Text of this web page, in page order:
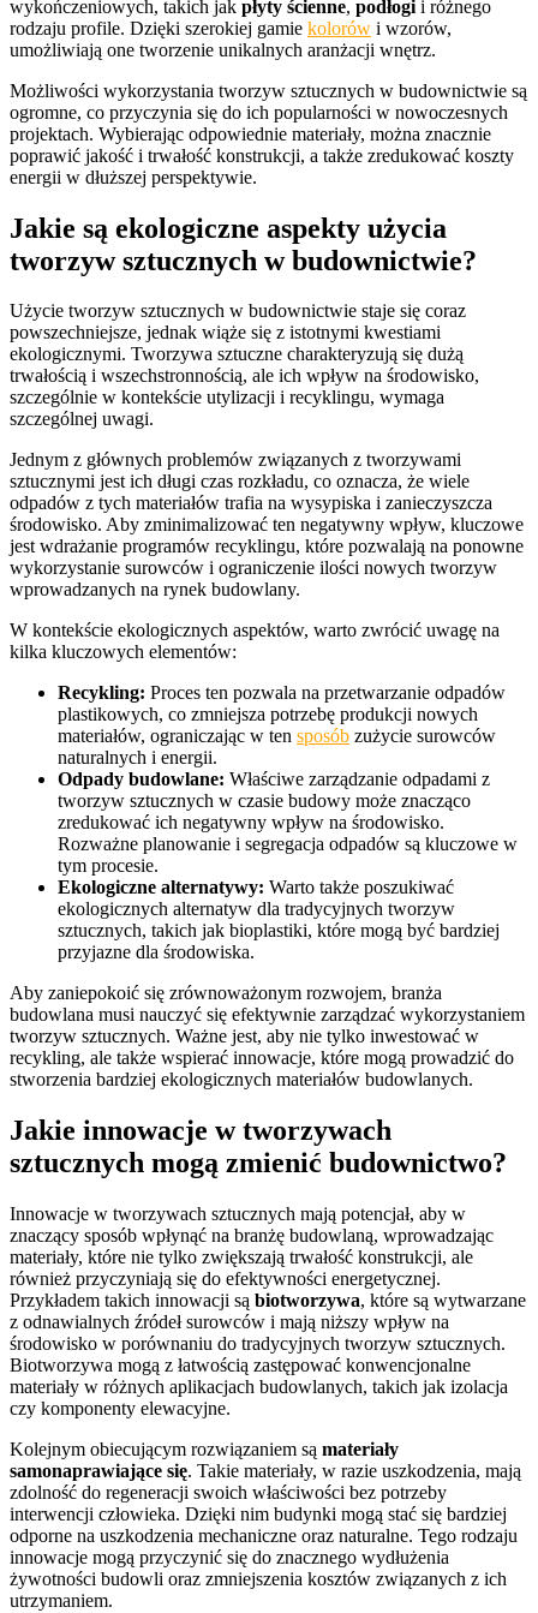
wykończeniowych, takich jak płyty ścienne, podłogi i różnego
rodzaju profile. Dzięki szerokiej gamie kolorów i wzorów,
umożliwiają one tworzenie unikalnych aranżacji wnętrz.
Możliwości wykorzystania tworzyw sztucznych w budownictwie są
ogromne, co przyczynia się do ich popularności w nowoczesnych
projektach. Wybierając odpowiednie materiały, można znacznie
poprawić jakość i trwałość konstrukcji, a także zredukować koszty
energii w dłuższej perspektywie.
Jakie są ekologiczne aspekty użycia
tworzyw sztucznych w budownictwie?
Użycie tworzyw sztucznych w budownictwie staje się coraz
powszechniejsze, jednak wiąże się z istotnymi kwestiami
ekologicznymi. Tworzywa sztuczne charakteryzują się dużą
trwałością i wszechstronnością, ale ich wpływ na środowisko,
szczególnie w kontekście utylizacji i recyklingu, wymaga
szczególnej uwagi.
Jednym z głównych problemów związanych z tworzywami
sztucznymi jest ich długi czas rozkładu, co oznacza, że wiele
odpadów z tych materiałów trafia na wysypiska i zanieczyszcza
środowisko. Aby zminimalizować ten negatywny wpływ, kluczowe
jest wdrażanie programów recyklingu, które pozwalają na ponowne
wykorzystanie surowców i ograniczenie ilości nowych tworzyw
wprowadzanych na rynek budowlany.
W kontekście ekologicznych aspektów, warto zwrócić uwagę na
kilka kluczowych elementów:
Recykling: Proces ten pozwala na przetwarzanie odpadów
plastikowych, co zmniejsza potrzebę produkcji nowych
materiałów, ograniczając w ten sposób zużycie surowców
naturalnych i energii.
Odpady budowlane: Właściwe zarządzanie odpadami z
tworzyw sztucznych w czasie budowy może znacząco
zredukować ich negatywny wpływ na środowisko.
Rozważne planowanie i segregacja odpadów są kluczowe w
tym procesie.
Ekologiczne alternatywy: Warto także poszukiwać
ekologicznych alternatyw dla tradycyjnych tworzyw
sztucznych, takich jak bioplastiki, które mogą być bardziej
przyjazne dla środowiska.
Aby zaniepokoić się zrównoważonym rozwojem, branża
budowlana musi nauczyć się efektywnie zarządzać wykorzystaniem
tworzyw sztucznych. Ważne jest, aby nie tylko inwestować w
recykling, ale także wspierać innowacje, które mogą prowadzić do
stworzenia bardziej ekologicznych materiałów budowlanych.
Jakie innowacje w tworzywach
sztucznych mogą zmienić budownictwo?
Innowacje w tworzywach sztucznych mają potencjał, aby w
znaczący sposób wpłynąć na branżę budowlaną, wprowadzając
materiały, które nie tylko zwiększają trwałość konstrukcji, ale
również przyczyniają się do efektywności energetycznej.
Przykładem takich innowacji są biotworzywa, które są wytwarzane
z odnawialnych źródeł surowców i mają niższy wpływ na
środowisko w porównaniu do tradycyjnych tworzyw sztucznych.
Biotworzywa mogą z łatwością zastępować konwencjonalne
materiały w różnych aplikacjach budowlanych, takich jak izolacja
czy komponenty elewacyjne.
Kolejnym obiecującym rozwiązaniem są materiały
samonaprawiające się. Takie materiały, w razie uszkodzenia, mają
zdolność do regeneracji swoich właściwości bez potrzeby
interwencji człowieka. Dzięki nim budynki mogą stać się bardziej
odporne na uszkodzenia mechaniczne oraz naturalne. Tego rodzaju
innowacje mogą przyczynić się do znacznego wydłużenia
żywotności budowli oraz zmniejszenia kosztów związanych z ich
utrzymaniem.